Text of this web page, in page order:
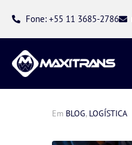
Fone: +55 11 3685-2786
Em BLOG, LOGÍSTICA